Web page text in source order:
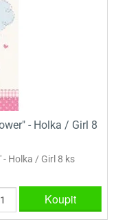
- Holka / Girl 8
Holka / Girl 8 ks
Koupit